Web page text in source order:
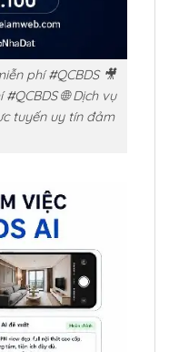
phí #QCBDS 🎥
🌐 Dịch vụ
tuyến uy tín đảm